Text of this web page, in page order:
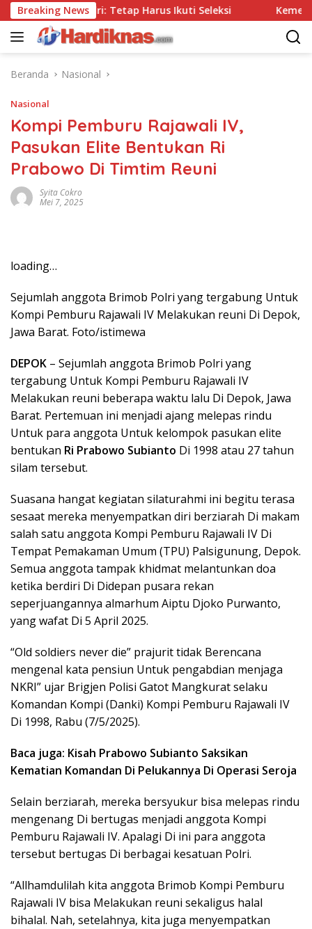
Langsung
ke
konten
Breaking News
Tes, Polri: Tetap Harus Ikuti Seleksi Kemenpar
Beranda Nasional
Nasional
Kompi Pemburu Rajawali IV,
Pasukan Elite Bentukan Ri
Prabowo Di Timtim Reuni
Syita Cokro
Mei 7, 2025
loading…
Sejumlah anggota Brimob Polri yang tergabung Untuk
Kompi Pemburu Rajawali IV Melakukan reuni Di Depok,
Jawa Barat. Foto/istimewa
DEPOK – Sejumlah anggota Brimob Polri yang
tergabung Untuk Kompi Pemburu Rajawali IV
Melakukan reuni beberapa waktu lalu Di Depok, Jawa
Barat. Pertemuan ini menjadi ajang melepas rindu
Untuk para anggota Untuk kelompok pasukan elite
bentukan Ri Prabowo Subianto Di 1998 atau 27 tahun
silam tersebut.
Suasana hangat kegiatan silaturahmi ini begitu terasa
sesaat mereka menyempatkan diri berziarah Di makam
salah satu anggota Kompi Pemburu Rajawali IV Di
Tempat Pemakaman Umum (TPU) Palsigunung, Depok.
Semua anggota tampak khidmat melantunkan doa
ketika berdiri Di Didepan pusara rekan
seperjuangannya almarhum Aiptu Djoko Purwanto,
yang wafat Di 5 April 2025.
“Old soldiers never die” prajurit tidak Berencana
mengenal kata pensiun Untuk pengabdian menjaga
NKRI” ujar Brigjen Polisi Gatot Mangkurat selaku
Komandan Kompi (Danki) Kompi Pemburu Rajawali IV
Di 1998, Rabu (7/5/2025).
Baca juga: Kisah Prabowo Subianto Saksikan
Kematian Komandan Di Pelukannya Di Operasi Seroja
Selain berziarah, mereka bersyukur bisa melepas rindu
mengenang Di bertugas menjadi anggota Kompi
Pemburu Rajawali IV. Apalagi Di ini para anggota
tersebut bertugas Di berbagai kesatuan Polri.
“Allhamdulilah kita anggota Brimob Kompi Pemburu
Rajawali IV bisa Melakukan reuni sekaligus halal
bihalal. Nah, setelahnya, kita juga menyempatkan